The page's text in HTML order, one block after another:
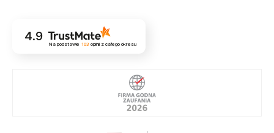
4.9
Na podstawie 103 opinii z całego okresu